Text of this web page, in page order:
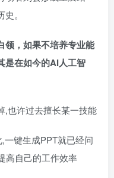
。
领，如果不培养专业能
是在如今的AI人工智
,也许过去擅长某一技能
一键生成PPT就已经问
高自己的工作效率